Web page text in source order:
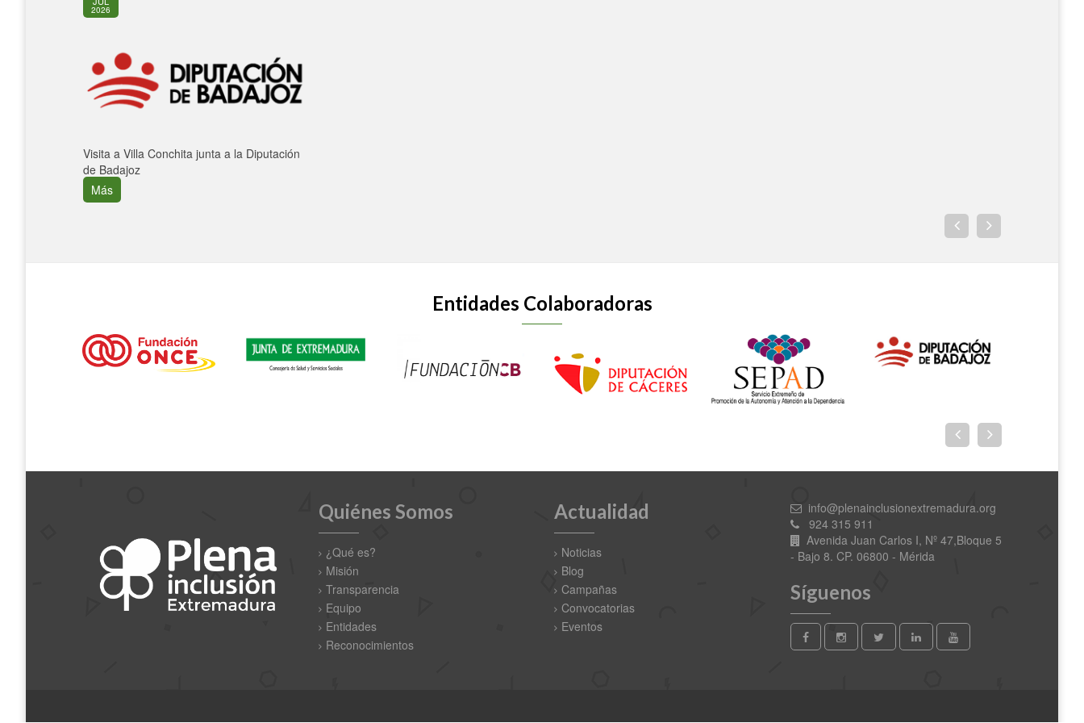
2026
Visita a Villa Conchita junta a la Diputación
de Badajoz
Más
Entidades Colaboradoras
Quiénes Somos
¿Qué es?
Misión
Transparencia
Equipo
Entidades
Reconocimientos
Actualidad
Noticias
Blog
Campañas
Convocatorias
Eventos
info@plenainclusionextremadura.org
924 315 911
Avenida Juan Carlos I, Nº 47,Bloque 5
- Bajo 8. CP. 06800 - Mérida
Síguenos